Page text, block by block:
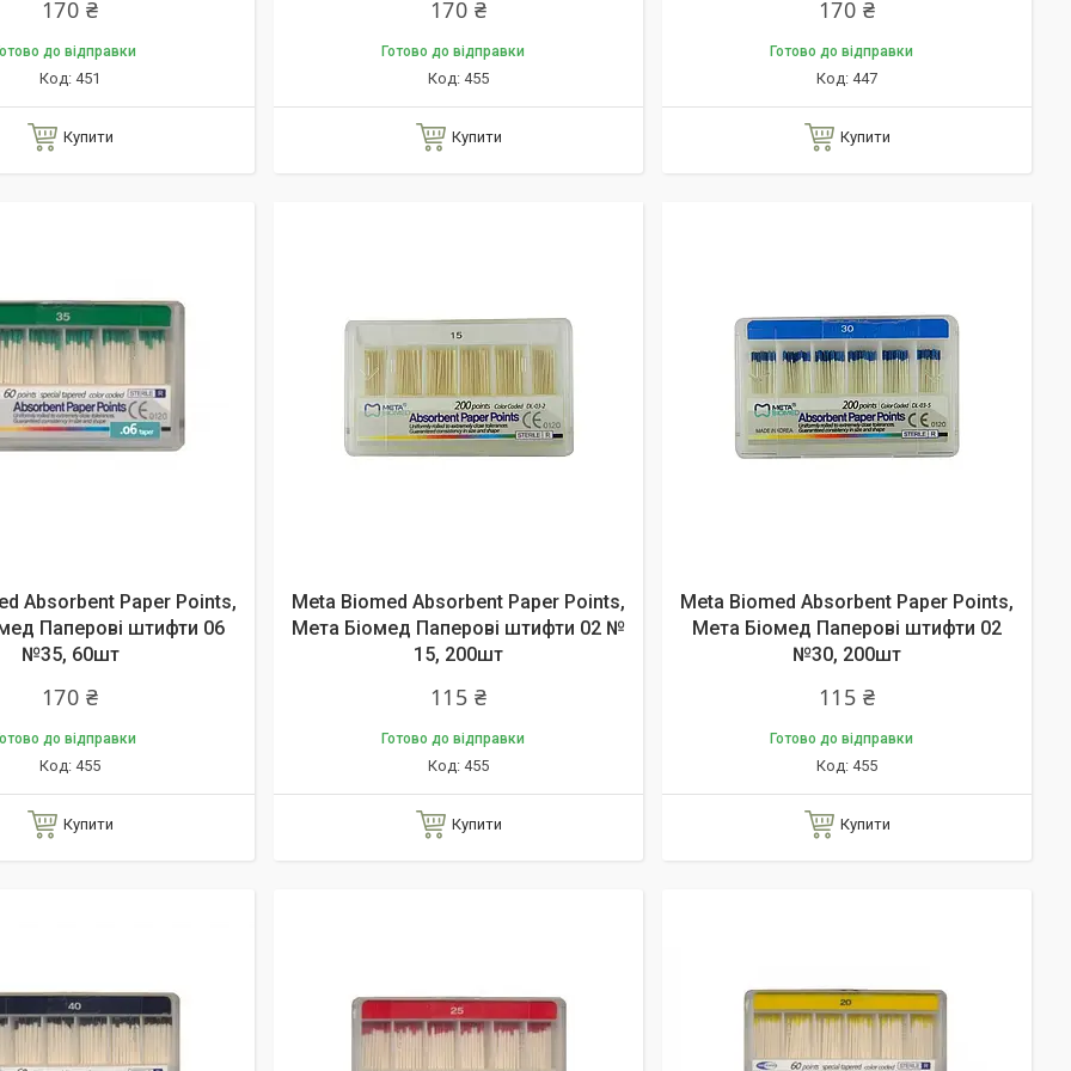
170 ₴
до відправки
451
Купити
170 ₴
Готово до відправки
455
Купити
170 ₴
Готово до відправки
447
Купити
Absorbent Paper Points,
Паперові штифти 06
№35, 60шт
170 ₴
до відправки
455
Купити
Meta Biomed Absorbent Paper Points,
Мета Біомед Паперові штифти 02 №
15, 200шт
115 ₴
Готово до відправки
455
Купити
Meta Biomed Absorbent Paper Points,
Мета Біомед Паперові штифти 02
№30, 200шт
115 ₴
Готово до відправки
455
Купити